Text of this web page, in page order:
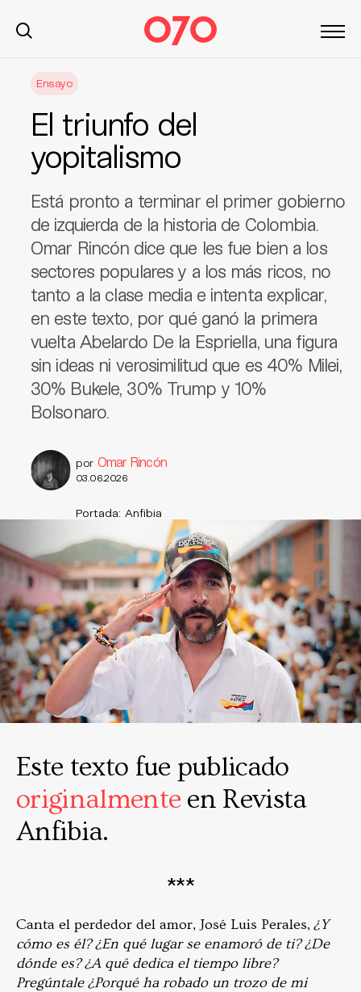
Ensayo
El triunfo del
yopitalismo
Está pronto a terminar el primer gobierno
de izquierda de la historia de Colombia.
Omar Rincón dice que les fue bien a los
sectores populares y a los más ricos, no
tanto a la clase media e intenta explicar,
en este texto, por qué ganó la primera
vuelta Abelardo De la Espriella, una figura
sin ideas ni verosimilitud que es 40% Milei,
30% Bukele, 30% Trump y 10%
Bolsonaro.
por Omar Rincón
03.06.2026
Portada: Anfibia
Este texto fue publicado
originalmente en Revista
Anfibia.
***
Canta el perdedor del amor, José Luis Perales, ¿Y
cómo es él? ¿En qué lugar se enamoró de ti? ¿De
dónde es? ¿A qué dedica el tiempo libre?
Pregúntale ¿Porqué ha robado un trozo de mi